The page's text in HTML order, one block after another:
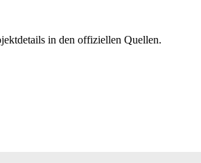
in den offiziellen Quellen.